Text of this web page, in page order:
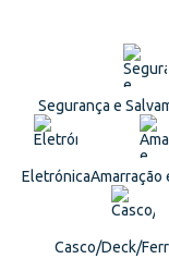
Segurança e
EletrónicaAmarração
Casco/Deck/